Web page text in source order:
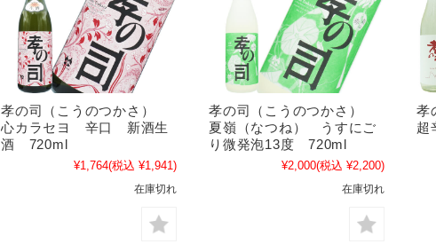
孝の司（こうのつかさ）
心カラセヨ 辛口 新酒生
酒 720ml
¥1,764(税込 ¥1,941)
在庫切れ
孝の司（こうのつかさ）
夏嶺（なつね） うすにご
り微発泡13度 720ml
¥2,000(税込 ¥2,200)
在庫切れ
孝
超